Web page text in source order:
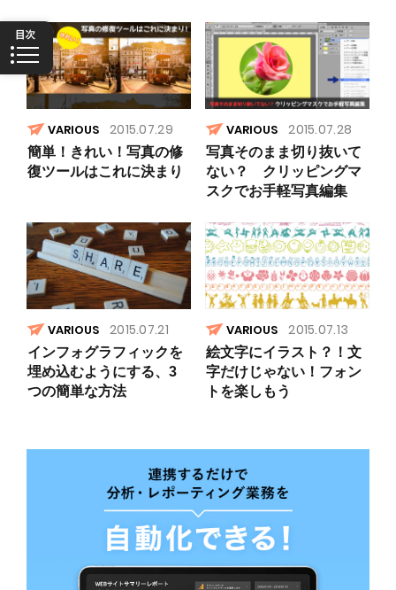
VARIOUS 2015.07.29
簡単！きれい！写真の修
復ツールはこれに決まり
VARIOUS 2015.07.28
写真そのまま切り抜いて
ない？ クリッピングマ
スクでお手軽写真編集
VARIOUS 2015.07.21
インフォグラフィックを
埋め込むようにする、3
つの簡単な方法
VARIOUS 2015.07.13
絵文字にイラスト？！文
字だけじゃない！フォン
トを楽しもう